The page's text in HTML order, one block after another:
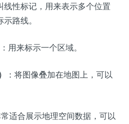
线性标记，用来表示多个位置
路线。
：用来标示一个区域。
：将图像叠加在地图上，可以
适合展示地理空间数据，可以